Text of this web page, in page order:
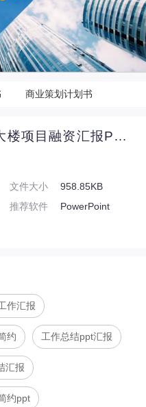
商业策划计划书
天蓝色简约风商务大楼项目融资汇报PPT模板
文件大小
958.85KB
推荐软件
PowerPoint
作汇报
约 工作总结ppt汇报
汇报
约ppt